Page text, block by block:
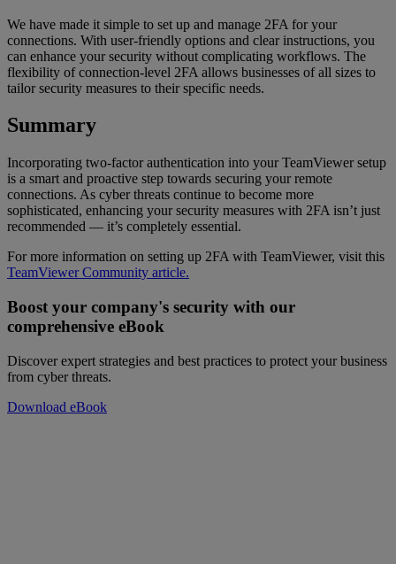
We have made it simple to set up and manage 2FA for your
connections. With user-friendly options and clear instructions, you
can enhance your security without complicating workflows. The
flexibility of connection-level 2FA allows businesses of all sizes to
tailor security measures to their specific needs.
Summary
Incorporating two-factor authentication into your TeamViewer setup
is a smart and proactive step towards securing your remote
connections. As cyber threats continue to become more
sophisticated, enhancing your security measures with 2FA isn’t just
recommended — it’s completely essential.
For more information on setting up 2FA with TeamViewer, visit this
TeamViewer Community article.
Boost your company's security with our
comprehensive eBook
Discover expert strategies and best practices to protect your business
from cyber threats.
Download eBook